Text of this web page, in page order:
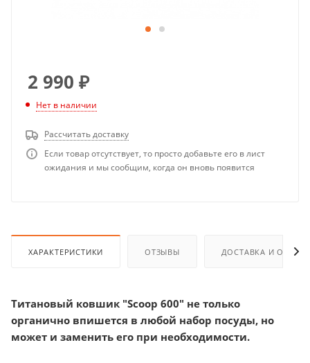
2 990 ₽
Нет в наличии
Рассчитать доставку
Если товар отсутствует, то просто добавьте его в лист
ожидания и мы сообщим, когда он вновь появится
ХАРАКТЕРИСТИКИ ОТЗЫВЫ ДОСТАВКА И
Титановый ковшик "Scoop 600" не только
органично впишется в любой набор посуды, но
может и заменить его при необходимости.